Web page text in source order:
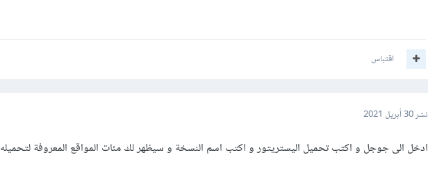
اقتباس
نشر30 أبريل 2021
ادخل الى جوجل و اكتب تحميل اليستريتور و اكتب اسم النسخة و سيظهر لك مئات المواقع المعروفة لتحميله